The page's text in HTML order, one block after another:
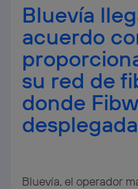
Bluevía
acuerdo
su red de
donde
desplegada
Bluevía, el operador